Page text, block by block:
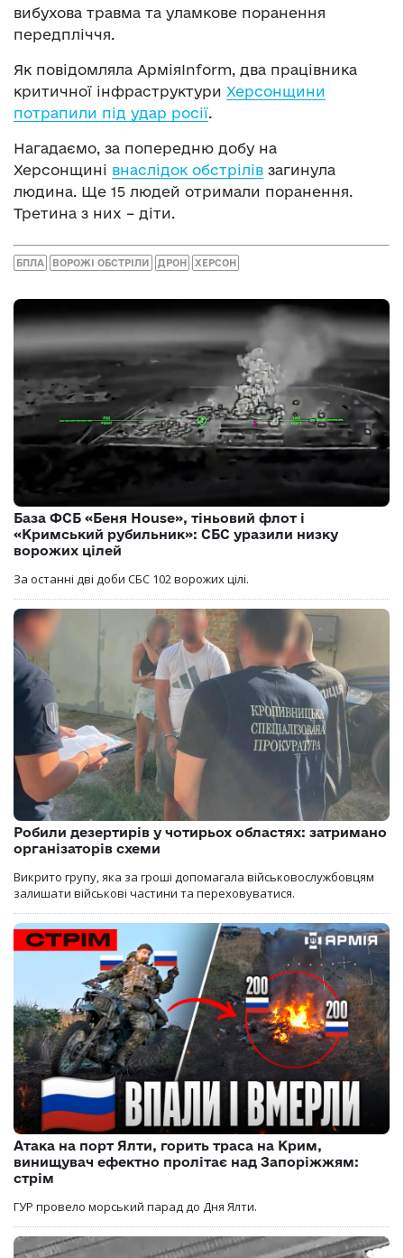
вибухова травма та уламкове поранення
передпліччя.
Як повідомляла АрміяInform, два працівника
критичної інфраструктури Херсонщини
потрапили під удар росії.
Нагадаємо, за попередню добу на
Херсонщині внаслідок обстрілів загинула
людина. Ще 15 людей отримали поранення.
Третина з них – діти.
БПЛА ВОРОЖІ ОБСТРІЛИ ДРОН ХЕРСОН
База ФСБ «Беня House», тіньовий флот і
«Кримський рубильник»: СБС уразили низку
ворожих цілей
За останні дві доби СБС 102 ворожих цілі.
Робили дезертирів у чотирьох областях: затримано
організаторів схеми
Викрито групу, яка за гроші допомагала військовослужбовцям
залишати військові частини та переховуватися.
Атака на порт Ялти, горить траса на Крим,
винищувач ефектно пролітає над Запоріжжям:
стрім
ГУР провело морський парад до Дня Ялти.